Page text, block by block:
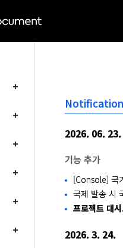
Notification
2026. 06. 23.
기능 추가
[Console] 국
국제 발송 시
프로젝트 대
2026. 3. 24.